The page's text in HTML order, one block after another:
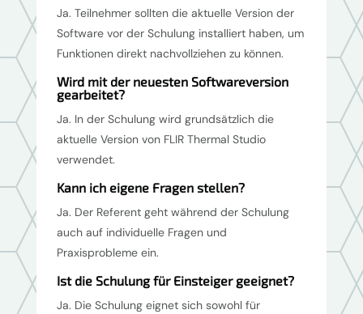
Ja. Teilnehmer sollten die aktuelle Version der
Software vor der Schulung installiert haben, um
Funktionen direkt nachvollziehen zu können.
Wird mit der neuesten Softwareversion
gearbeitet?
Ja. In der Schulung wird grundsätzlich die
aktuelle Version von FLIR Thermal Studio
verwendet.
Kann ich eigene Fragen stellen?
Ja. Der Referent geht während der Schulung
auch auf individuelle Fragen und
Praxisprobleme ein.
Ist die Schulung für Einsteiger geeignet?
Ja. Die Schulung eignet sich sowohl für